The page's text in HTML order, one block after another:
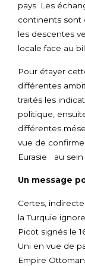
pays. Les
continents sont
les descentes
locale face au
Pour étayer
différentes
traités les
politique,
différentes
vue de
Eurasie au sein
Un message
Certes,
la Turquie
Picot signés le
Uni en vue de
Empire